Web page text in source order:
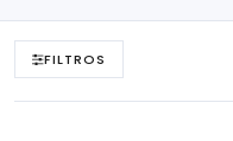
FILTROS